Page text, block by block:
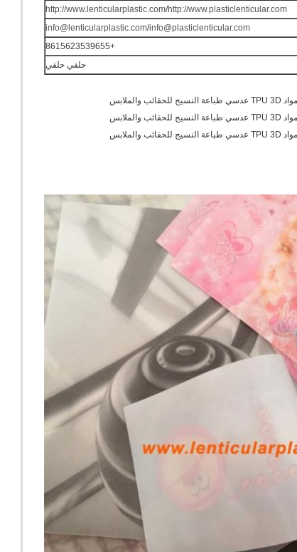
http://www.lenticularplastic.com/http://www.plasticlenticular.com
info@lenticularplastic.com/info@plasticlenticular.com
+8615623539655
حلقي حلقي